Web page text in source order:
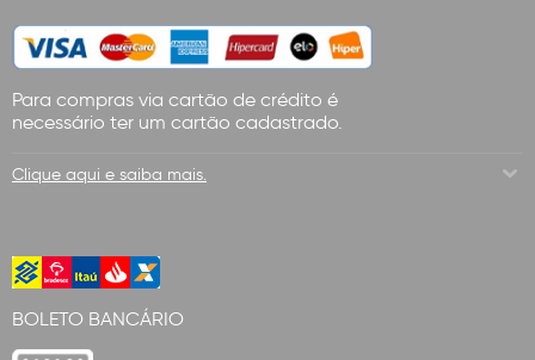
Para compras via cartão de crédito é
necessário ter um cartão cadastrado.
Clique aqui e saiba mais.
BOLETO BANCÁRIO